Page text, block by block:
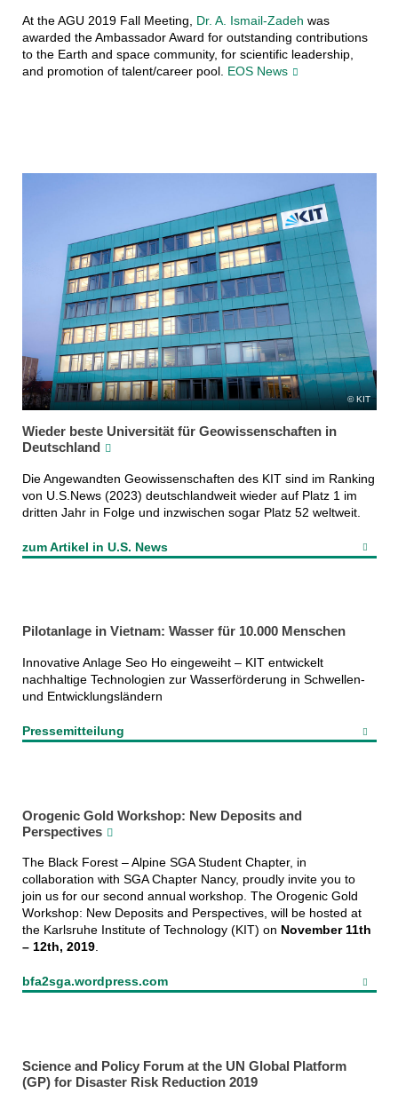
At the AGU 2019 Fall Meeting, Dr. A. Ismail-Zadeh was
awarded the Ambassador Award for outstanding contributions
to the Earth and space community, for scientific leadership,
and promotion of talent/career pool. EOS News
KIT
Wieder beste Universität für Geowissenschaften in
Deutschland
Die Angewandten Geowissenschaften des KIT sind im Ranking
von U.S.News (2023) deutschlandweit wieder auf Platz 1 im
dritten Jahr in Folge und inzwischen sogar Platz 52 weltweit.
zum Artikel in U.S. News
Pilotanlage in Vietnam: Wasser für 10.000 Menschen
Innovative Anlage Seo Ho eingeweiht – KIT entwickelt
nachhaltige Technologien zur Wasserförderung in Schwellen-
und Entwicklungsländern
Pressemitteilung
Orogenic Gold Workshop: New Deposits and
Perspectives
The Black Forest – Alpine SGA Student Chapter, in
collaboration with SGA Chapter Nancy, proudly invite you to
join us for our second annual workshop. The Orogenic Gold
Workshop: New Deposits and Perspectives, will be hosted at
the Karlsruhe Institute of Technology (KIT) on November 11th
– 12th, 2019.
bfa2sga.wordpress.com
Science and Policy Forum at the UN Global Platform
(GP) for Disaster Risk Reduction 2019